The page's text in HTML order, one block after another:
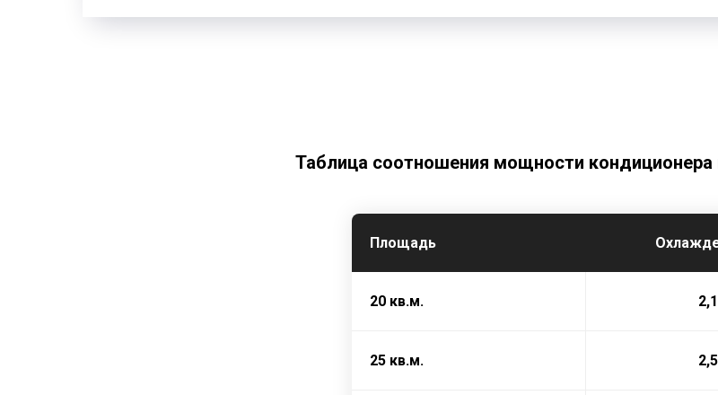
Таблица соотношения мощности
Площадь
20 кв.м.
25 кв.м.